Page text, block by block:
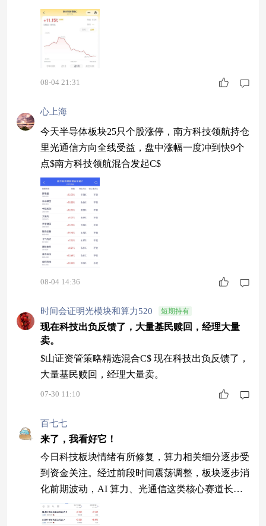
混合C$
08-04 21:31
心上海
今天半导体板块25只个股涨停，南方科技领航持仓
里光通信方向全线受益，盘中涨幅一度冲到快9个
点$南方科技领航混合发起C$
08-04 14:36
时间会证明光模块和算力520 短期持有
现在科技出负反馈了，大量基民赎回，经理大量
卖。
$山证资管策略精选混合C$ 现在科技出负反馈了，
大量基民赎回，经理大量卖。
07-30 11:10
百七七
来了，我看好它！
今日科技板块情绪有所修复，算力相关细分逐步受
到资金关注。经过前段时间震荡调整，板块逐步消
化前期波动，AI 算力、光通信这类核心赛道长期
产业逻辑依旧稳固。 融通科技臻选混合发起 C 重
点布局算力产业链，覆盖光模块、半导体、电子元